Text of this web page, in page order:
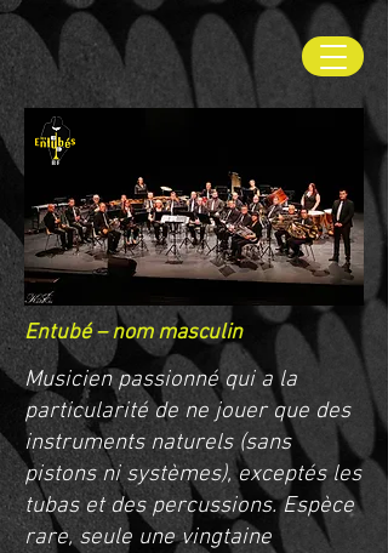
Entubé – nom masculin
Musicien passionné qui a la
particularité de ne jouer que des
instruments naturels (sans
pistons ni systèmes), exceptés les
tubas et des percussions. Espèce
rare, seule une vingtaine